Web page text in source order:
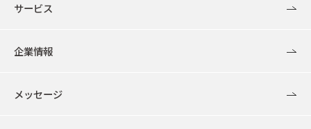
サービス
企業情報
メッセージ